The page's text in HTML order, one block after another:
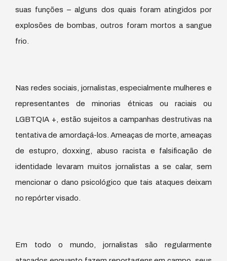
suas funções – alguns dos quais foram atingidos por
explosões de bombas, outros foram mortos a sangue
frio.
Nas redes sociais, jornalistas, especialmente mulheres e
representantes de minorias étnicas ou raciais ou
LGBTQIA +, estão sujeitos a campanhas destrutivas na
tentativa de amordaçá-los. Ameaças de morte, ameaças
de estupro, doxxing, abuso racista e falsificação de
identidade levaram muitos jornalistas a se calar, sem
mencionar o dano psicológico que tais ataques deixam
no repórter visado.
Em todo o mundo, jornalistas são regularmente